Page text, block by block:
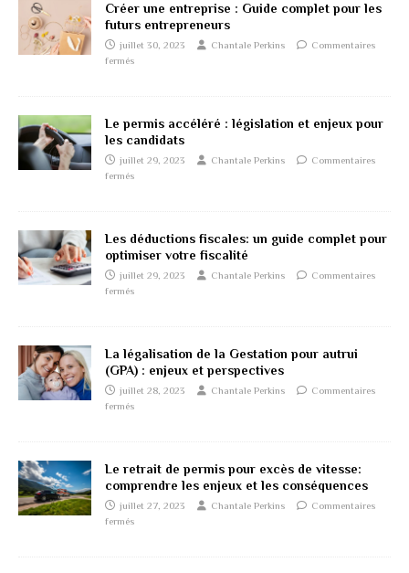
Créer une entreprise : Guide complet pour les
futurs entrepreneurs
juillet 30, 2023 Chantale Perkins
Commentaires
fermés
Le permis accéléré : législation et enjeux pour
les candidats
juillet 29, 2023 Chantale Perkins
Commentaires
fermés
Les déductions fiscales: un guide complet pour
optimiser votre fiscalité
juillet 29, 2023 Chantale Perkins
Commentaires
fermés
La légalisation de la Gestation pour autrui
(GPA) : enjeux et perspectives
juillet 28, 2023 Chantale Perkins
Commentaires
fermés
Le retrait de permis pour excès de vitesse:
comprendre les enjeux et les conséquences
juillet 27, 2023 Chantale Perkins
Commentaires
fermés